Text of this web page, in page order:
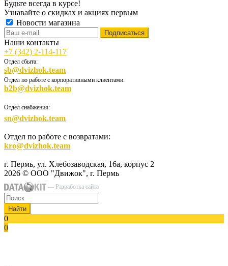
Будьте всегда в курсе!
Узнавайте о скидках и акциях первым
Новости магазина
Наши контакты
+7 (342) 2-114-117
Отдел сбыта:
sb@dvizhok.team
Отдел по работе с корпоративными клиентами:
b2b@dvizhok.team
Отдел снабжения:
sn@dvizhok.team
Отдел по работе с возвратами:
kro@dvizhok.team
г. Пермь, ул. Хлебозаводская, 16а, корпус 2
2026 © ООО "Движок", г. Пермь
— Разработка сайта
Найти
0
0